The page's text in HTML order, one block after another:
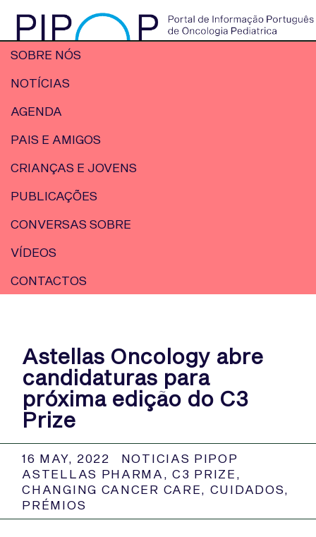
SOBRE NÓS
NOTÍCIAS
AGENDA
PAIS E AMIGOS
CRIANÇAS E JOVENS
PUBLICAÇÕES
CONVERSAS SOBRE
VÍDEOS
CONTACTOS
Astellas Oncology abre
candidaturas para
próxima edição do C3
Prize
16 MAY, 2022
NOTICIAS PIPOP
ASTELLAS PHARMA ,C3 PRIZE ,
CHANGING CANCER CARE, CUIDADOS,
PRÉMIOS